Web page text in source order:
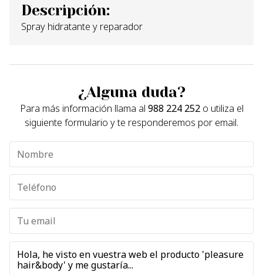
Descripción:
Spray hidratante y reparador
¿Alguna duda?
Para más información llama al 988 224 252o utiliza el
siguiente formulario y te responderemos por email.